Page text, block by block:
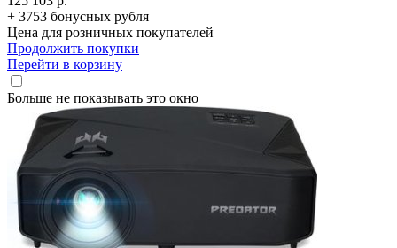
+ 3753 бонусных рубля
Цена для розничных покупателей
Продолжить покупки
Перейти в корзину
Больше не показывать это окно